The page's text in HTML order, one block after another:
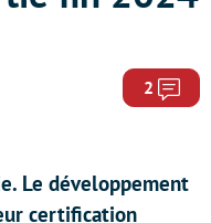
2
Le développement
certification